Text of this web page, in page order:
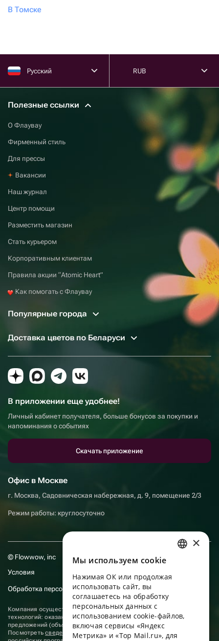
В Томске
Русский RUB
Полезные ссылки
О Флаувау
Фирменный стиль
Для прессы
Вакансии
Наш журнал
Центр помощи
Разместить магазин
Стать курьером
Корпоративным клиентам
Правила акции “Atomic Heart”
Как помогать с Флаувау
Популярные города
Доставка цветов по Беларуси
В приложении еще удобнее!
Личный кабинет получателя, больше бонусов за покупки и
напоминания о событиях
Скачать приложение
Офис в Москве
г. Москва, Садовническая набережная, д. 9, помещение 2/3
Режим работы: круглосуточно
© Flowwow, inc
Условия
Обработка персональных данных
Компания осуществляет деятельность в области информационных
технологий: оказание услуг в сети “Интернет” по размещению
предложений (объявлений) продавцов о реализации товаров.
Посмотретьсведения о программах
, включенных в реестр
ENGLISH
UKRAINIAN
PORTUGUESE
×
Мы используем сookie
Нажимая ОК или продолжая
использовать сайт, вы
соглашаетесь на обработку
персональных данных с
использованием cookie-файлов,
включая сервисы «Яндекс
Метрика» и «Top Mail.ru», для